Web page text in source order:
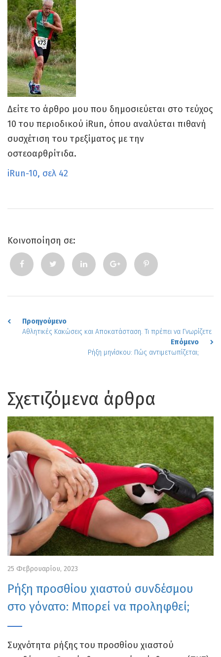
Δείτε το άρθρο μου που δημοσιεύεται στο τεύχος
10 του περιοδικού iRun, όπου αναλύεται πιθανή
συσχέτιση του τρεξίματος με την
οστεοαρθρίτιδα.
iRun-10, σελ 42
Κοινοποίηση σε:
Προηγούμενο
Αθλητικές Κακώσεις και Αποκατάσταση. Τι πρέπει να Γνωρίζετε
Επόμενο
Ρήξη μηνίσκου: Πώς αντιμετωπίζεται;
Σχετιζόμενα άρθρα
25 Φεβρουαρίου, 2023
Ρήξη προσθίου χιαστού συνδέσμου
στο γόνατο: Μπορεί να προληφθεί;
Συχνότητα ρήξης του προσθίου χιαστού